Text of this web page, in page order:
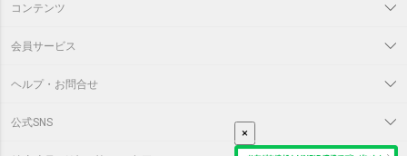
×
コンテンツ
会員サービス
ヘルプ・お問合せ
公式SNS